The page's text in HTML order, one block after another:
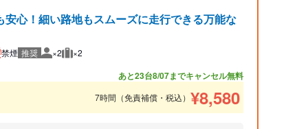
心！細い路地もスムーズに走行できる万能な
禁煙 推奨 推奨人数
×2 推奨荷物
×2
あと23台8/07までキャンセル無料
7時間（免責補償・税込） ¥8,580